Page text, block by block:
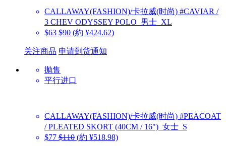
CALLAWAY(FASHION)/卡拉威(时尚) #CAVIAR /
3 CHEV ODYSSEY POLO_男士_XL
$63 $90 (約 ¥424.62)
关注商品 申请到货通知
抛售
平行进口
CALLAWAY(FASHION)/卡拉威(时尚) #PEACOAT
/ PLEATED SKORT (40CM / 16")_女士_S
$77 $110 (約 ¥518.98)